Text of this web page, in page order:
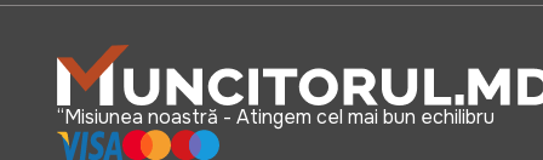
“Misiunea noastră - Atingem cel mai bun echilibru